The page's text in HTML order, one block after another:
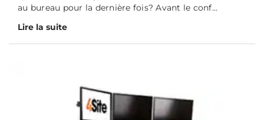
au bureau pour la dernière fois? Avant le conf...
Lire la suite